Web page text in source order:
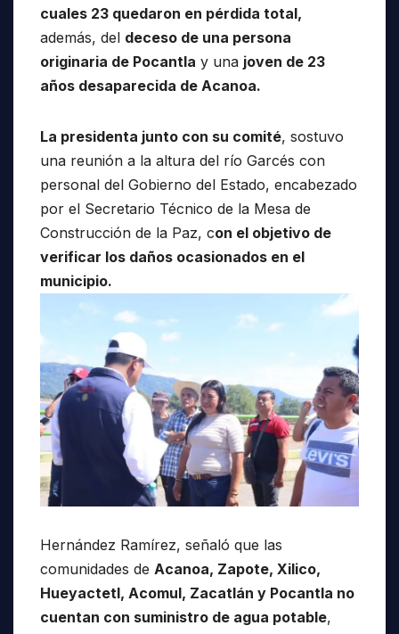
cuales 23 quedaron en pérdida total,
además, del deceso de una persona
originaria de Pocantla y una joven de 23
años desaparecida de Acanoa.
La presidenta junto con su comité, sostuvo
una reunión a la altura del río Garcés con
personal del Gobierno del Estado, encabezado
por el Secretario Técnico de la Mesa de
Construcción de la Paz, con el objetivo de
verificar los daños ocasionados en el
municipio.
Hernández Ramírez, señaló que las
comunidades de Acanoa, Zapote, Xilico,
Hueyactetl, Acomul, Zacatlán y Pocantla no
cuentan con suministro de agua potable,